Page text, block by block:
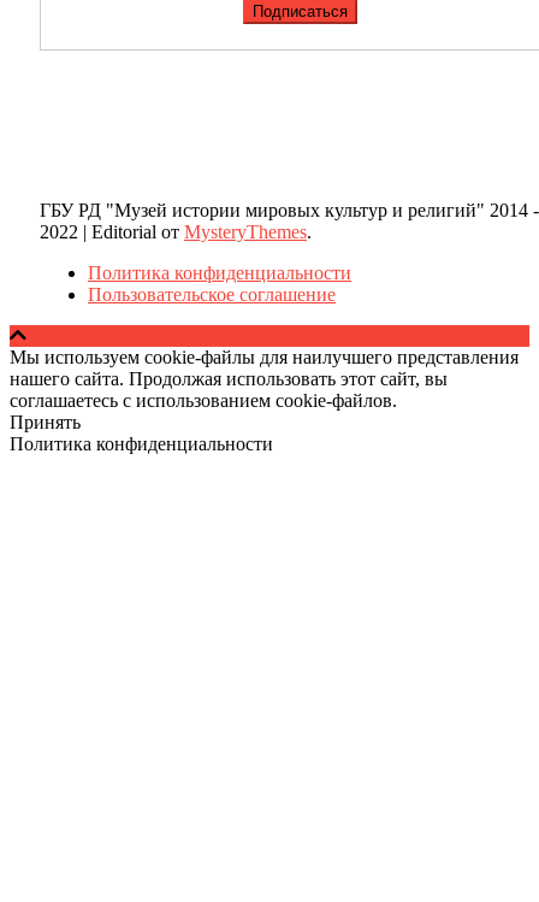
ГБУ РД "Музей истории мировых культур и религий" 2014 -
2022 | Editorial от MysteryThemes.
Политика конфиденциальности
Пользовательское соглашение
Мы используем cookie-файлы для наилучшего представления
нашего сайта. Продолжая использовать этот сайт, вы
соглашаетесь с использованием cookie-файлов.
Принять
Политика конфиденциальности